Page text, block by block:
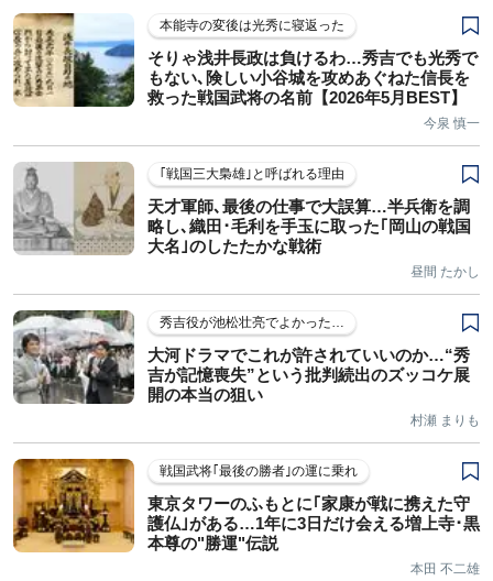
本能寺の変後は光秀に寝返った
そりゃ浅井長政は負けるわ…秀吉でも光秀で
もない､険しい小谷城を攻めあぐねた信長を
救った戦国武将の名前【2026年5月BEST】
今泉 慎一
｢戦国三大梟雄｣と呼ばれる理由
天才軍師､最後の仕事で大誤算…半兵衛を調
略し､織田･毛利を手玉に取った｢岡山の戦国
大名｣のしたたかな戦術
昼間 たかし
秀吉役が池松壮亮でよかった…
大河ドラマでこれが許されていいのか…“秀
吉が記憶喪失”という批判続出のズッコケ展
開の本当の狙い
村瀬 まりも
戦国武将｢最後の勝者｣の運に乗れ
東京タワーのふもとに｢家康が戦に携えた守
護仏｣がある…1年に3日だけ会える増上寺･黒
本尊の"勝運"伝説
本田 不二雄